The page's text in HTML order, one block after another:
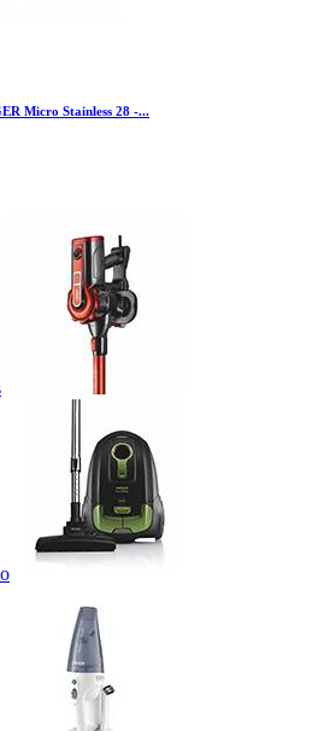
Micro Stainless 28 -...